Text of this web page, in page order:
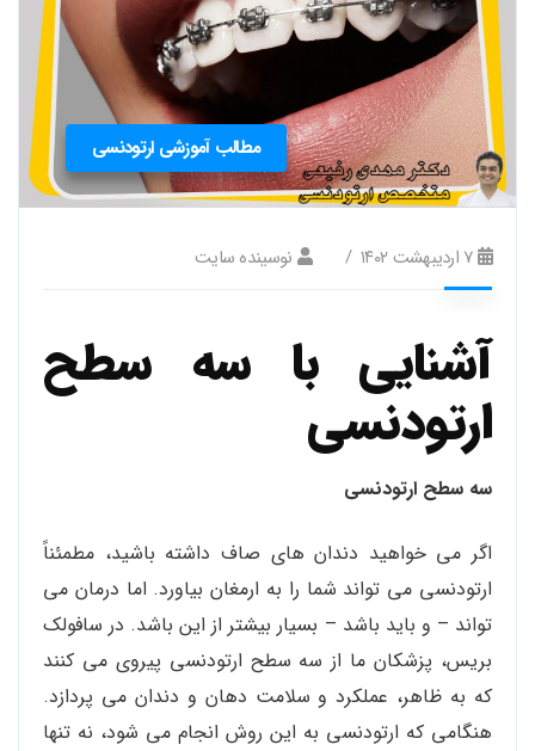
مطالب آموزشی ارتودنسی
۷ اردیبهشت ۱۴۰۲ نوسینده سایت
آشنایی با سه سطح
ارتودنسی
سه سطح ارتودنسی
اگر می خواهید دندان های صاف داشته باشید، مطمئناً
ارتودنسی می تواند شما را به ارمغان بیاورد. اما درمان می
تواند – و باید باشد – بسیار بیشتر از این باشد. در سافولک
بریس، پزشکان ما از سه سطح ارتودنسی پیروی می کنند
که به ظاهر، عملکرد و سلامت دهان و دندان می پردازد.
هنگامی که ارتودنسی به این روش انجام می شود، نه تنها